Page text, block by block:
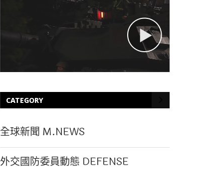
CATEGORY
全球新聞 M.NEWS
外交國防委員動態 DEFENSE